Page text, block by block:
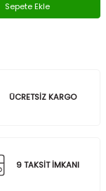
Sepete Ekle
ÜCRETSİZ KARGO
9 TAKSİT İMKANI